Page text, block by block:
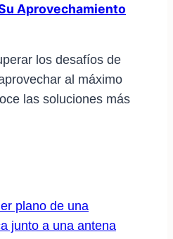
Aprovechamiento
los desafíos de
al máximo
las soluciones más